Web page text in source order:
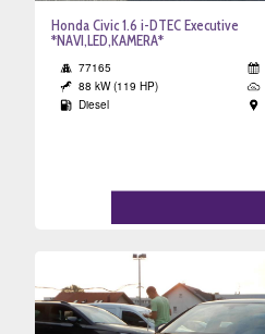
Honda Civic 1.6 i-DTEC Executive
*NAVI,LED,KAMERA*
77165
88 kW (119 HP)
Diesel